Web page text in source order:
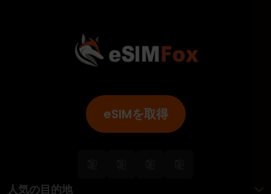
eSIMを取得
人気の目的地